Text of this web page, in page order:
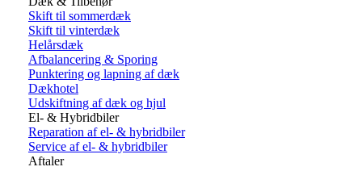
Skift til sommerdæk
Skift til vinterdæk
Helårsdæk
Afbalancering & Sporing
Punktering og lapning af dæk
Dækhotel
Udskiftning af dæk og hjul
El- & Hybridbiler
Reparation af el- & hybridbiler
Service af el- & hybridbiler
Aftaler